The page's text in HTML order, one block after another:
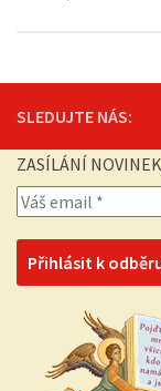
SLEDUJTE NÁS:
ZASÍLÁNÍ